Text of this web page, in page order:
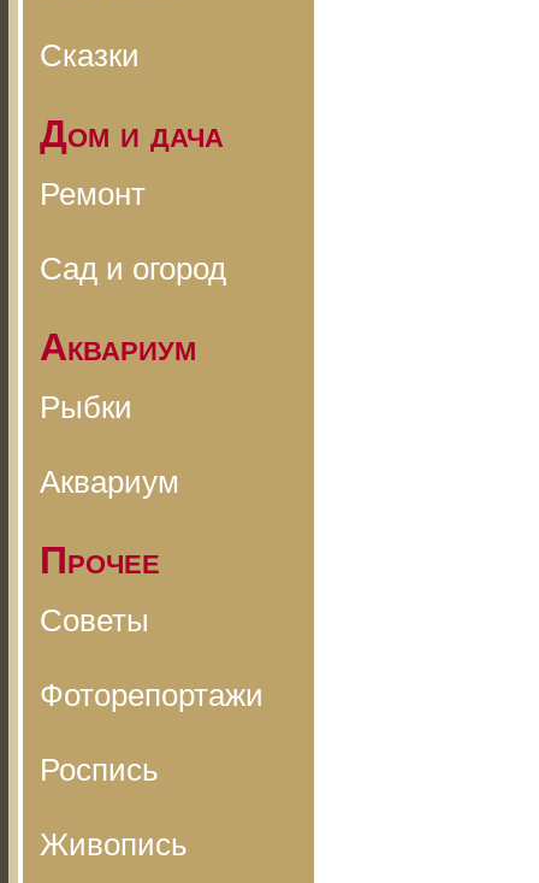
Сказки
Дом и дача
Ремонт
Сад и огород
Аквариум
Рыбки
Аквариум
Прочее
Советы
Фоторепортажи
Роспись
Живопись